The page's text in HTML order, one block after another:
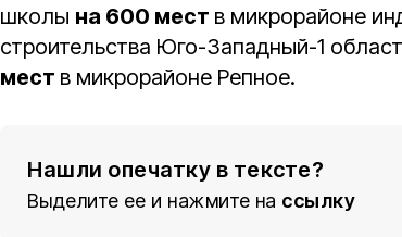
школы на 600 мест в микрорайоне
строительства Юго-Западный-1
мест в микрорайоне Репное.
Нашли опечатку в тексте?
Выделите ее и нажмите на ссылку